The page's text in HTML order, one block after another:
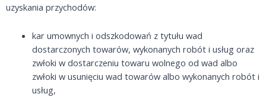
uzyskania przychodów:
kar umownych i odszkodowań z tytułu wad
dostarczonych towarów, wykonanych robót i usług oraz
zwłoki w dostarczeniu towaru wolnego od wad albo
zwłoki w usunięciu wad towarów albo wykonanych robót i
usług,